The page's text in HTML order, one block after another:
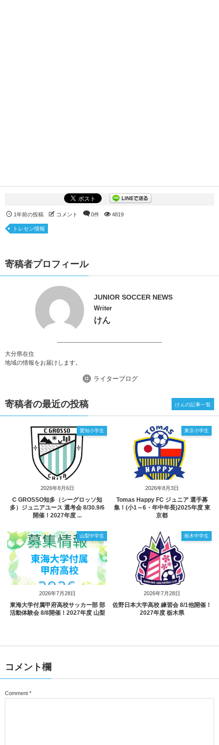
1年前の投稿 コメント 0件 4819
トレセン情報
寄稿者プロフィール
JUNIOR SOCCER NEWS
Writer
けん
大分県在住
地域の情報をお届けします。
ライターブログ
寄稿者の最近の投稿
2026年8月6日
愛知小学生
C GROSSO知多（シーグロッソ知
多）ジュニアユース 選考会 8/30.9/6
開催！2027年度 ...
2026年8月3日
東京小学生
Tomas Happy FC ジュニア 選手募
集！(小1～6・年中年長)2025年度 東
京都
2026年7月28日
山梨中学生
東海大学付属甲府高校サッカー部 部
活動体験会 8/8開催！2027年度 山梨
2026年7月28日
栃木中学生
佐野日本大学高校 練習会 8/1他開催！
2027年度 栃木県
けんの記事一覧
コメント欄
Comment *